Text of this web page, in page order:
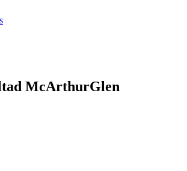
McArthurGlen